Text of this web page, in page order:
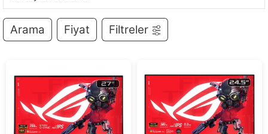
Arama Fiyat Filtreler